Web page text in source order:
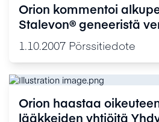
Orion kommentoi
Stalevon® geneeristä
USA:n
1.10.2007 Pörssitiedote
Orion haastaa
lääkkeiden yhtiöitä